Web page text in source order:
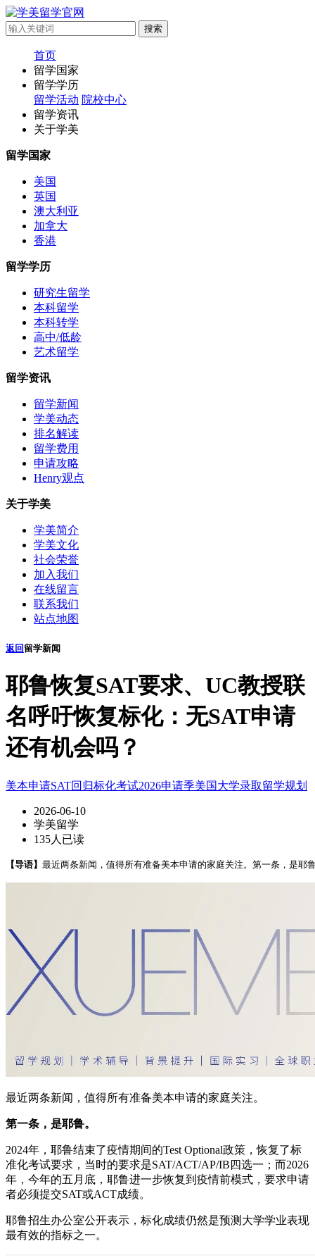
首页
留学国家
留学学历
留学活动 院校中心
留学资讯
关于学美
留学国家
美国
英国
澳大利亚
加拿大
香港
留学学历
研究生留学
本科留学
本科转学
高中/低龄
艺术留学
留学资讯
留学新闻
学美动态
排名解读
留学费用
申请攻略
Henry观点
关于学美
学美简介
学美文化
社会荣誉
加入我们
在线留言
联系我们
站点地图
返回 留学新闻
耶鲁恢复SAT要求、UC教授联
名呼吁恢复标化：无SAT申请
还有机会吗？
美本申请SAT回归标化考试2026申请季美国大学录取留学规划
2026-06-10
学美留学
135人已读
【导语】 最近两条新闻，值得所有准备美本申请的家庭关注。第一条，
最近两条新闻，值得所有准备美本申请的家庭关注。
第一条，是耶鲁。
2024年，耶鲁结束了疫情期间的Test Optional政策，恢复了标
准化考试要求，当时的要求是SAT/ACT/AP/IB四选一；而2026
年，今年的五月底，耶鲁进一步恢复到疫情前模式，要求申请
者必须提交SAT或ACT成绩。
耶鲁招生办公室公开表示，标化成绩仍然是预测大学学业表现
最有效的指标之一。